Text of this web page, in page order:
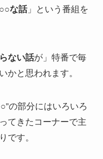
な話」という番組を
ない話が」特番で毎
かと思われます。
の部分にはいろいろ
てきたコーナーで主
です。